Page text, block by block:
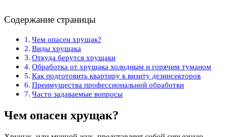
Содержание страницы
Чем опасен хрущак?
Виды хрущака
Откуда берутся хрущаки
Обработка от хрущака холодным и горячим туманом
Как подготовить квартиру к визиту дезинсекторов
Преимущества профессиональной обработки
Часто задаваемые вопросы
Чем опасен хрущак?